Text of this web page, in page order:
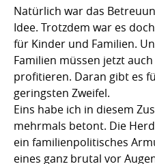
Natürlich war das
Idee. Trotzdem war es
für Kinder und Familien.
Familien müssen jetzt
profitieren. Daran gibt es
geringsten Zweifel.
Eins habe ich in diesem
mehrmals betont. Die
ein familienpolitisches
eines ganz brutal vor